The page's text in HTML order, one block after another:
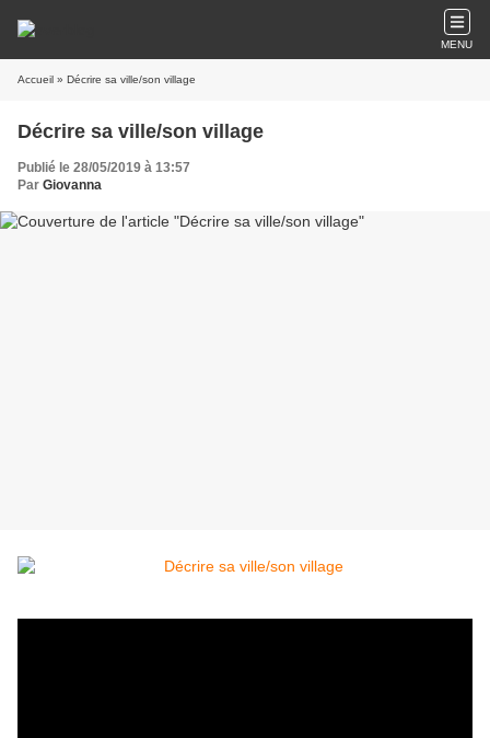
MENU
Accueil » Décrire sa ville/son village
Décrire sa ville/son village
Publié le 28/05/2019 à 13:57
Par Giovanna